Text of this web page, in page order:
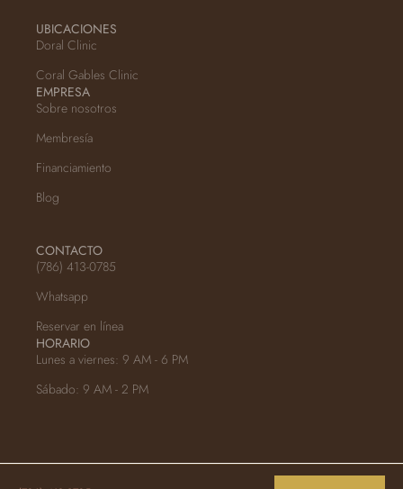
UBICACIONES
Doral Clinic
Coral Gables Clinic
EMPRESA
Sobre nosotros
Membresía
Financiamiento
Blog
CONTACTO
(786) 413-0785
Whatsapp
Reservar en línea
HORARIO
Lunes a viernes: 9 AM - 6 PM
Sábado: 9 AM - 2 PM